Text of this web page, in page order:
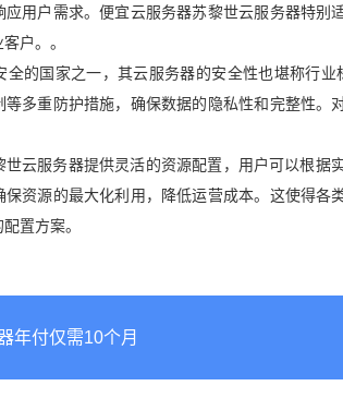
应用户需求。便宜云服务器苏黎世云服务器特别
户。。
全的国家之一，其云服务器的安全性也堪称行
等多重防护措施，确保数据的隐私性和完整性。
云服务器提供灵活的资源配置，用户可以根据
资源的最大化利用，降低运营成本。这使得各
置方案。
年付仅需10个月